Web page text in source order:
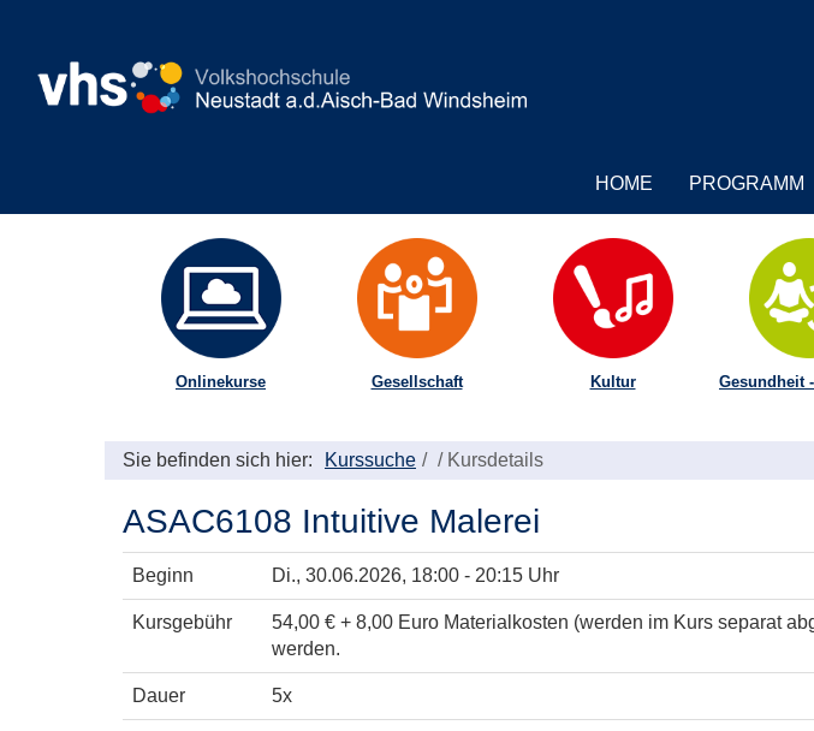
HOME PROGRAMM
Onlinekurse Gesellschaft Kultur Gesundheit
Sie befinden sich hier: Kurssuche / Kursdetails
ASAC6108 Intuitive Malerei
Beginn Di., 30.06.2026, 18:00 - 20:15 Uhr
Kursgebühr
54,00 € + 8,00 Euro Materialkosten (werden im Kurs separat
werden.
Dauer 5x